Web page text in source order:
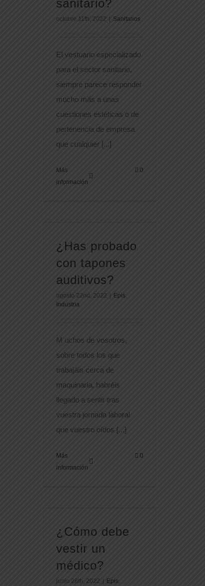
sanitario?
octubre 11th, 2022 | Sanitarios
El vestuario especializado
para el sector sanitario,
siempre parece responder
mucho más a unas
cuestiones estéticas o de
pertenencia de empresa
que cualquier [...]
Más
información
0
¿Has probado
con tapones
auditivos?
agosto 22nd, 2022 | Epis
Industria
M uchos de vosotros,
sobre todos los que
trabajáis cerca de
maquinaria, habréis
llegado a sentir tras
vuestra jornada laboral
que vuestro oídos [...]
Más
información
0
¿Cómo debe
vestir un
médico?
junio 28th, 2022 | Epis